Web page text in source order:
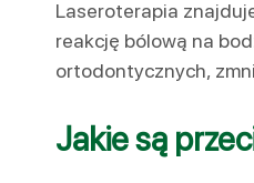
Laseroterapia
reakcję bólową na
ortodontycznych,
Jakie są